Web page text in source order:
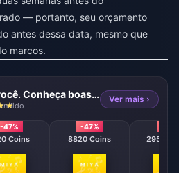
— portanto, seu orçamento
antes dessa data, mesmo que
marcos.
MIYA - Conheça você. Conheça boas moedas de voz Ver mais ›
-47%
Coins
-47%
8820 Coins 29520